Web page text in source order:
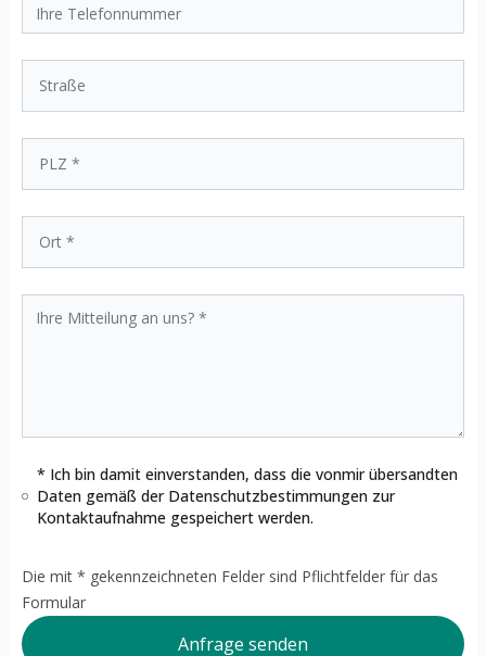
* Ich bin damit einverstanden, dass die vonmir übersandten
Daten gemäß der Datenschutzbestimmungen zur
Kontaktaufnahme gespeichert werden.
Die mit * gekennzeichneten Felder sind Pflichtfelder für das
Formular
Anfrage senden